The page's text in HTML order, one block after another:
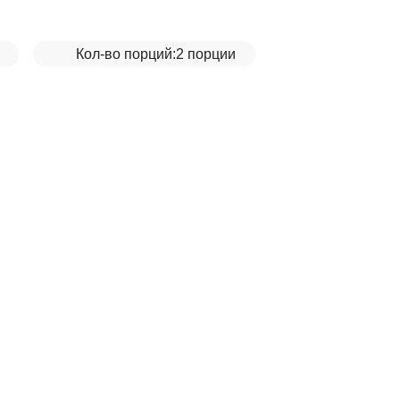
Кол-во порций:2 порции